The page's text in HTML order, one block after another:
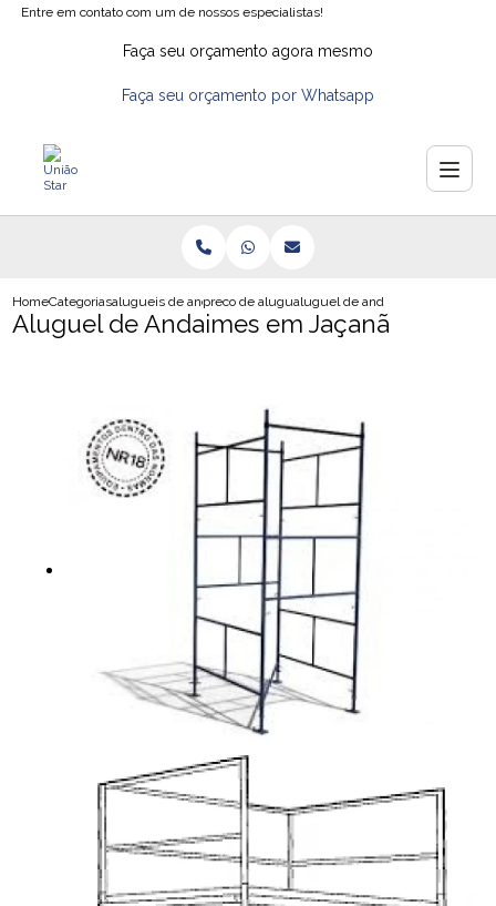
Entre em contato com um de nossos especialistas!
Faça seu orçamento agora mesmo
Faça seu orçamento por Whatsapp
HomeCategoriasalugueis de andaimespreco de aluguel de andaime tubular
aluguel de andaimes em jacana
Aluguel de Andaimes em Jaçanã